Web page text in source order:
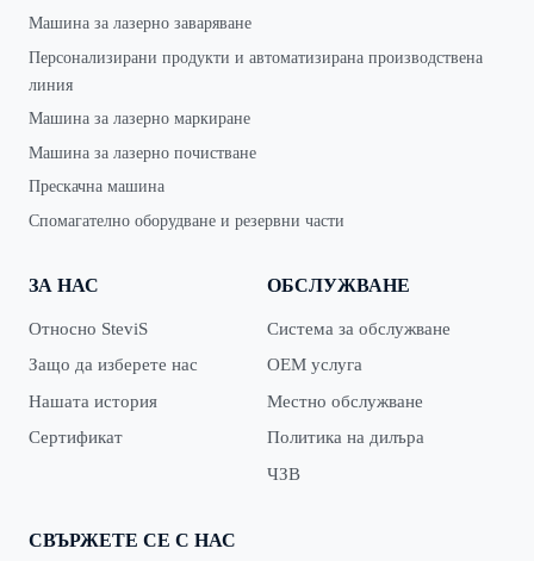
Машина за лазерно заваряване
Персонализирани продукти и автоматизирана производствена
линия
Машина за лазерно маркиране
Машина за лазерно почистване
Прескачна машина
Спомагателно оборудване и резервни части
ЗА НАС
Относно SteviS
Защо да изберете нас
Нашата история
Сертификат
ОБСЛУЖВАНЕ
Система за обслужване
OEM услуга
Местно обслужване
Политика на дилъра
ЧЗВ
СВЪРЖЕТЕ СЕ С НАС